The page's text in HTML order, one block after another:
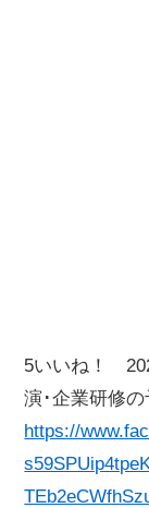
5いいね！
演･企業研修の
https://